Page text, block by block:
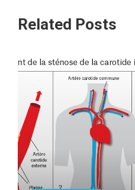
Related Posts